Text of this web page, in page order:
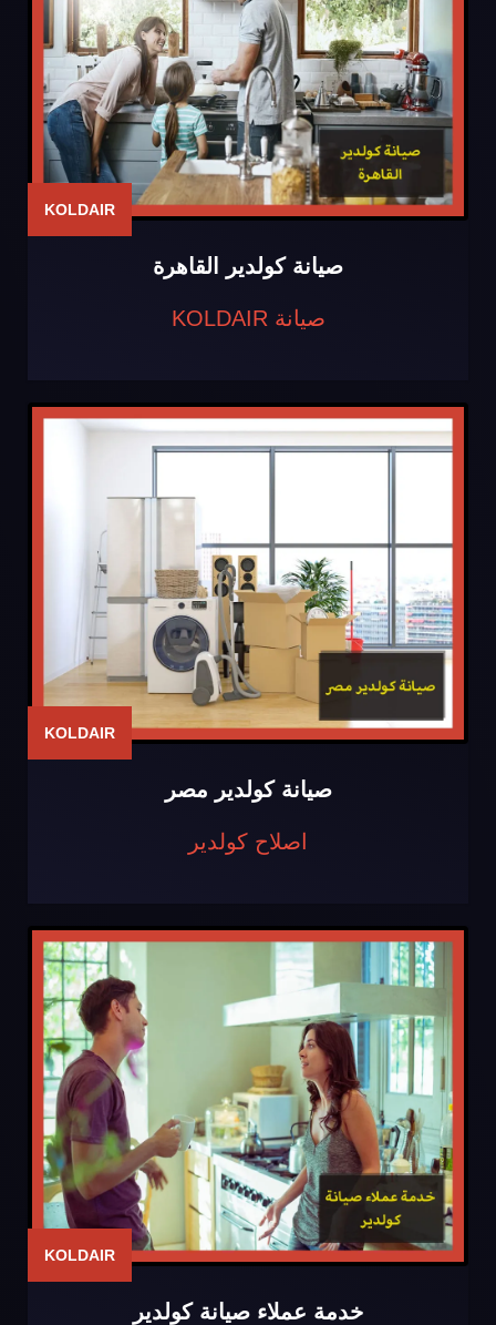
KOLDAIR
صيانة كولدير القاهرة
صيانة KOLDAIR
KOLDAIR
صيانة كولدير مصر
اصلاح كولدير
KOLDAIR
خدمة عملاء صيانة كولدير